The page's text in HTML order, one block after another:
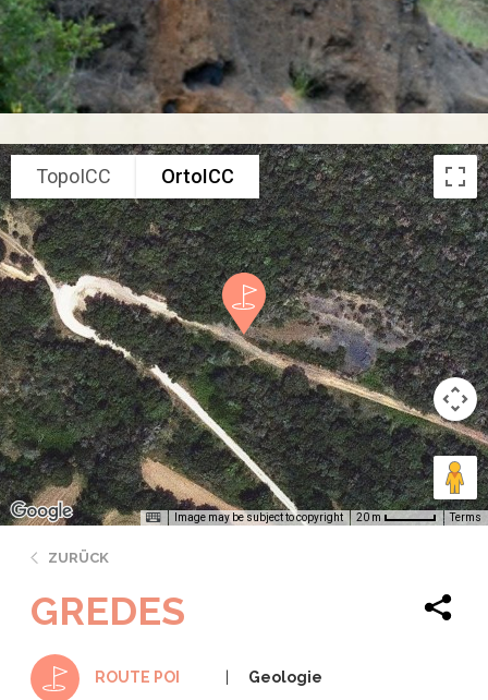
TopoICC OrtoICC
Image may be subject to copyright 20 m Terms
ZURÜCK
GREDES
ROUTE POI Geologie